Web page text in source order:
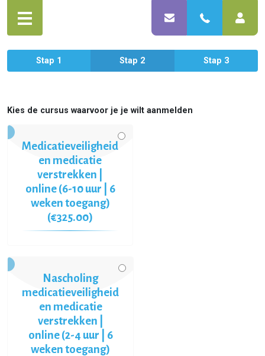
Stap 1 Stap 2 Stap 3
Kies de cursus waarvoor je je wilt aanmelden
Medicatieveiligheid
en medicatie
verstrekken |
online (6-10 uur | 6
weken toegang)
(€325.00)
Nascholing
medicatieveiligheid
en medicatie
verstrekken |
online (2-4 uur | 6
weken toegang)